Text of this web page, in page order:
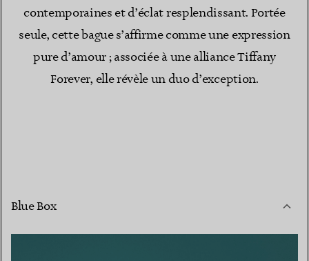
contemporaines et d’éclat resplendissant. Portée
seule, cette bague s’affirme comme une expression
pure d’amour ; associée à une alliance Tiffany
Forever, elle révèle un duo d’exception.
Blue Box